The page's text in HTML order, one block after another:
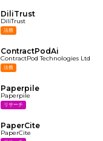
DiliTrust
DiliTrust
法務
ContractPodAi
ContractPod Technologies Ltd
法務
Paperpile
Paperpile
リサーチ
PaperCite
PaperCite